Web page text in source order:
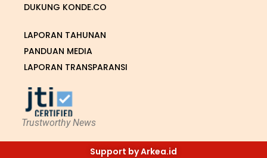
DUKUNG KONDE.CO
LAPORAN TAHUNAN
PANDUAN MEDIA
LAPORAN TRANSPARANSI
Trustworthy News
Support by Arkea.id